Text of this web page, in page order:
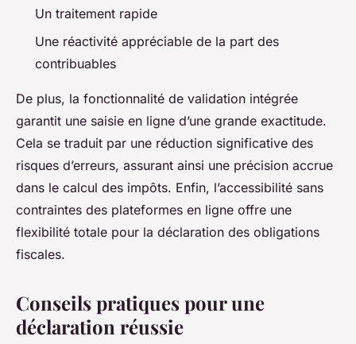
Un traitement rapide
Une réactivité appréciable de la part des
contribuables
De plus, la fonctionnalité de validation intégrée
garantit une saisie en ligne d’une grande exactitude.
Cela se traduit par une réduction significative des
risques d’erreurs, assurant ainsi une précision accrue
dans le calcul des impôts. Enfin, l’accessibilité sans
contraintes des plateformes en ligne offre une
flexibilité totale pour la déclaration des obligations
fiscales.
Conseils pratiques pour une
déclaration réussie